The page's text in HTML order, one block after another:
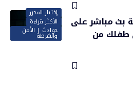
إختيار المحرر
الأكثر قراءة
حوادث | الأمن
والشرطة
بث مباشر على
طفلك من